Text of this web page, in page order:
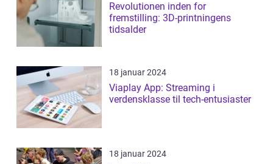
Revolutionen inden for
fremstilling: 3D-printningens
tidsalder
18 januar 2024
Viaplay App: Streaming i
verdensklasse til tech-entusiaster
18 januar 2024